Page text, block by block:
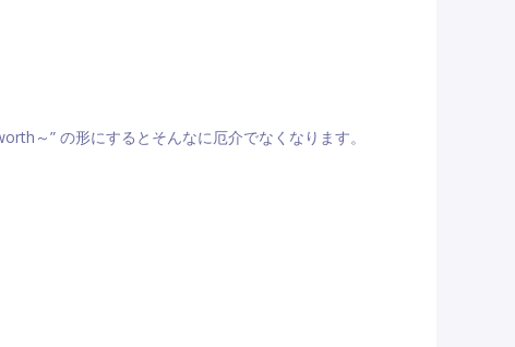
～” の形にするとそんなに厄介でなくなります。